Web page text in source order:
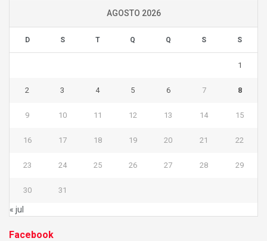
AGOSTO 2026
D S T Q Q S S
1
2 3 4 5 6 7 8
9 10 11 12 13 14 15
16 17 18 19 20 21 22
23 24 25 26 27 28 29
30 31
« jul
Facebook